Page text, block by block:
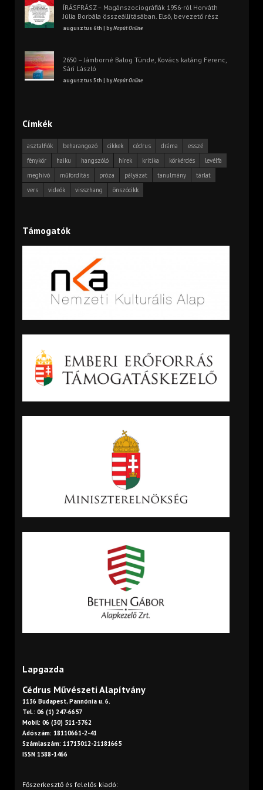
ÍRÁSFRÁSZ – Magánszociográfiák 1956-ról Horváth
Júlia Borbála összeállításában. Első, bevezető rész
augusztus 6th | byNapút Online
2650 – Jámborné Balog Tünde, Kovács katáng Ferenc,
Sári László
augusztus 5th | byNapút Online
Címkék
asztalfiók beharangozó cikkek cédrus dráma
esszé
fénykör
haiku hangszóló hírek kritika körkérdés
levélfa
meghívó
műfordítás próza pályázat tanulmány
tárlat
vers
videók visszhang önszócikk
Támogatók
Lapgazda
Cédrus Művészeti Alapítvány
1136 Budapest, Pannónia u. 6.
Tel.: 06 (1) 247-6657
Mobil: 06 (30) 511-3762
Adószám: 18110661-2-41
Számlaszám: 11713012-21181665
ISSN 1588-1466
Főszerkesztő és felelős kiadó: